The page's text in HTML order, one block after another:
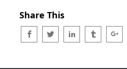
Share This